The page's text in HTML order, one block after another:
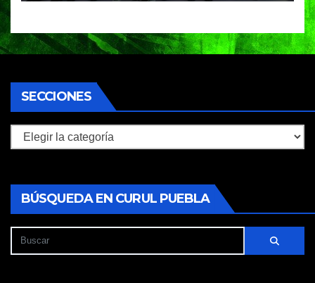
SECCIONES
Secciones
BÚSQUEDA EN CURUL PUEBLA